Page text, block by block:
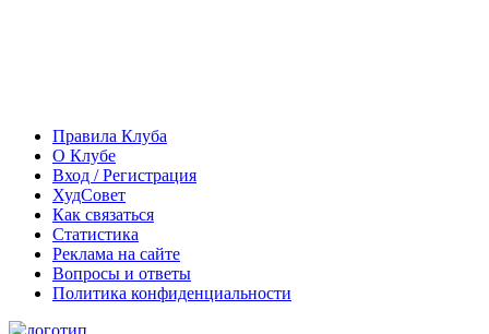
Правила Клуба
О Клубе
Вход / Регистрация
ХудСовет
Как связаться
Статистика
Реклама на сайте
Вопросы и ответы
Политика конфиденциальности